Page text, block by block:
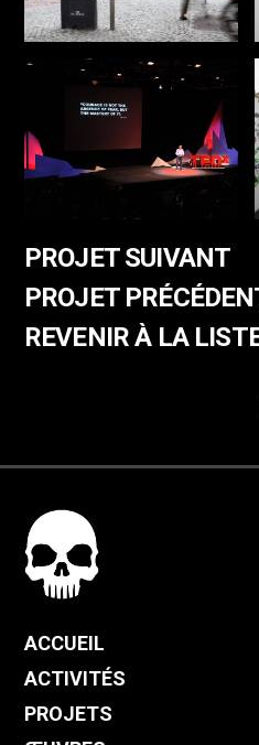
PROJET SUIVANT
PROJET
REVENIR À LA
ACCUEIL
ACTIVITÉS
PROJETS